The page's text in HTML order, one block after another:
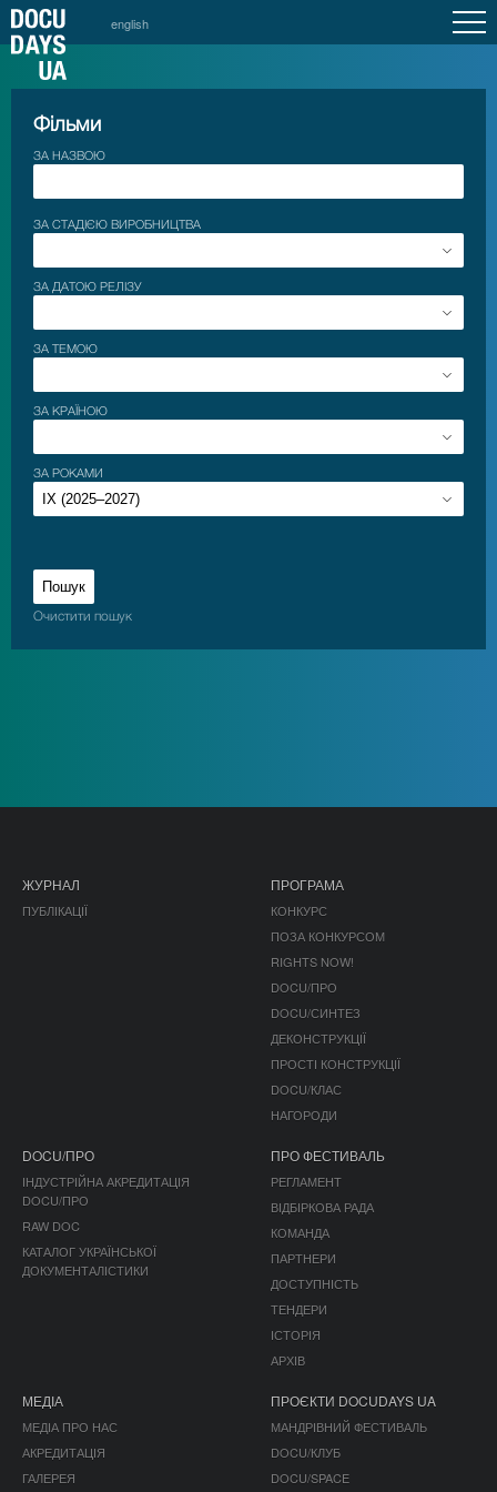
english
Фільми
ЗА НАЗВОЮ
ЗА СТАДІЄЮ ВИРОБНИЦТВА
ЗА ДАТОЮ РЕЛІЗУ
ЗА ТЕМОЮ
ЗА КРАЇНОЮ
ЗА РОКАМИ
Очистити пошук
ЖУРНАЛ
ПУБЛІКАЦІЇ
ПРОГРАМА
КОНКУРС
ПОЗА КОНКУРСОМ
RIGHTS NOW!
DOCU/ПРО
DOCU/СИНТЕЗ
ДЕКОНСТРУКЦІЇ
ПРОСТІ КОНСТРУКЦІЇ
DOCU/КЛАС
НАГОРОДИ
DOCU/ПРО
ІНДУСТРІЙНА АКРЕДИТАЦІЯ
DOCU/ПРО
RAW DOC
КАТАЛОГ УКРАЇНСЬКОЇ
ДОКУМЕНТАЛІСТИКИ
ПРО ФЕСТИВАЛЬ
РЕГЛАМЕНТ
ВІДБІРКОВА РАДА
КОМАНДА
ПАРТНЕРИ
ДОСТУПНІСТЬ
ТЕНДЕРИ
ІСТОРІЯ
АРХІВ
МЕДІА
МЕДІА ПРО НАС
АКРЕДИТАЦІЯ
ГАЛЕРЕЯ
ПРОЄКТИ DOCUDAYS UA
МАНДРІВНИЙ ФЕСТИВАЛЬ
DOCU/КЛУБ
DOCU/SPACE